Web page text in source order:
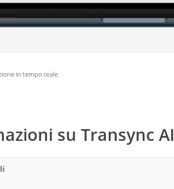
in tempo reale
su Transync AI